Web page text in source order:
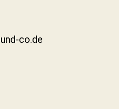
co.de